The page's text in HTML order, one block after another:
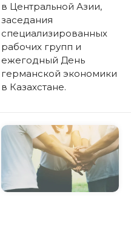
в Центральной Азии,
заседания
специализированных
рабочих групп и
ежегодный День
германской экономики
в Казахстане.